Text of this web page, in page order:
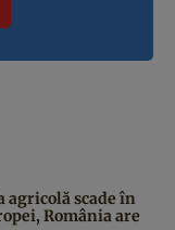
agricolă scade în
România are